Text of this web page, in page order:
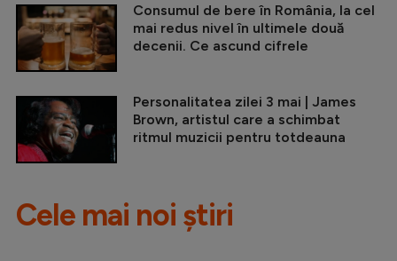
Consumul de bere în România, la cel
mai redus nivel în ultimele două
decenii. Ce ascund cifrele
Personalitatea zilei 3 mai | James
Brown, artistul care a schimbat
ritmul muzicii pentru totdeauna
Cele mai noi știri